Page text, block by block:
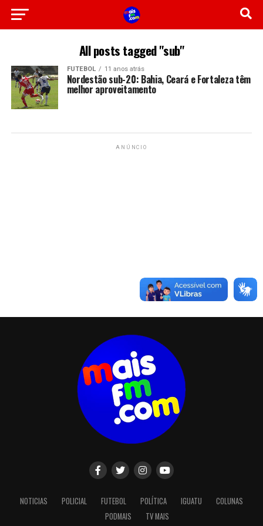
All posts tagged "sub"
FUTEBOL 11 anos atrás
Nordestão sub-20: Bahia, Ceará e Fortaleza têm
melhor aproveitamento
ANÚNCIO
NOTICIAS POLICIAL FUTEBOL POLÍTICA IGUATU
COLUNAS
PODMAIS
TV MAIS